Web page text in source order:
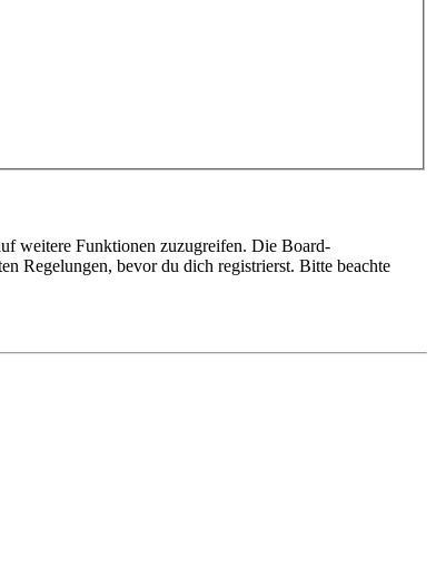
weitere Funktionen zuzugreifen. Die Board-
Regelungen, bevor du dich registrierst. Bitte beachte